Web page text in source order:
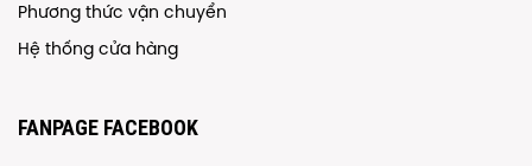
Phương thức vận chuyển
Hệ thống cửa hàng
FANPAGE FACEBOOK